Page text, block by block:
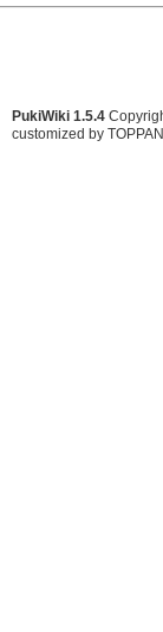
PukiWiki 1.5.4
customized by